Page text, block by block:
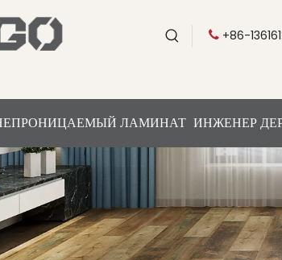
 +86-
ЛАМИНАТ ИНЖЕНЕР